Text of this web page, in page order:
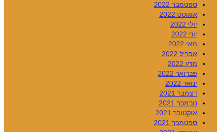
ספטמבר 2022
אוגוסט 2022
יולי 2022
יוני 2022
מאי 2022
אפריל 2022
מרץ 2022
פברואר 2022
ינואר 2022
דצמבר 2021
נובמבר 2021
אוקטובר 2021
ספטמבר 2021